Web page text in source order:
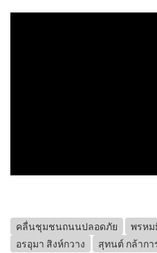
คลื่นชุมชนถนนปลอดภัย
พรห
อรอุมา สิงห์กวาง
สุทนต์ กล้ากา